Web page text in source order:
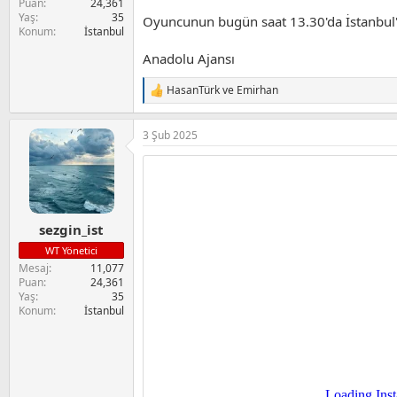
Puan
24,361
Yaş
35
Konum
İstanbul
Oyuncunun bugün saat 13.30'da
Anadolu Ajansı
T
e
p
k
i
HasanTürkve Emirhan
sezgin_ist
WT Yönetici
Mesaj
11,077
Puan
24,361
Yaş
35
Konum
İstanbul
3 Şub 2025